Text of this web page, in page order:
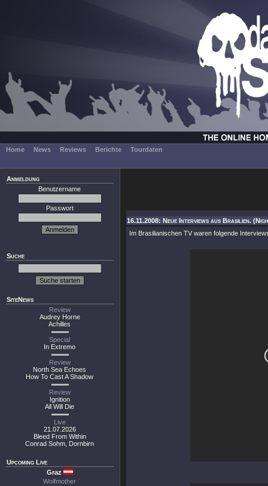
Home News Reviews Berichte Tourdaten
Anmeldung
Benutzername
Passwort
Suche
SiteNews
Review
Audrey Horne
Achilles
Special
In Extremo
Review
North Sea Echoes
How To Cast A Shadow
Review
Ignition
All Will Die
Live
21.07.2026
Bleed From Within
Conrad Sohm, Dornbirn
Upcoming Live
Graz
Wolfmother
16.11.2008: Neue Interviews aus Brasilien.
Im Brasilianischen TV waren folgende